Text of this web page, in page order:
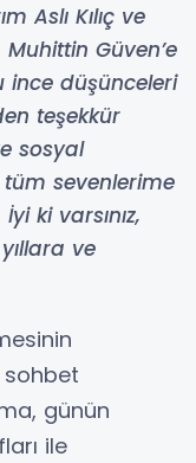
Aslı Kılıç ve
Güven’e
ince düşünceleri
teşekkür
sosyal
sevenlerime
ki varsınız,
ve
sohbet
günün
ile